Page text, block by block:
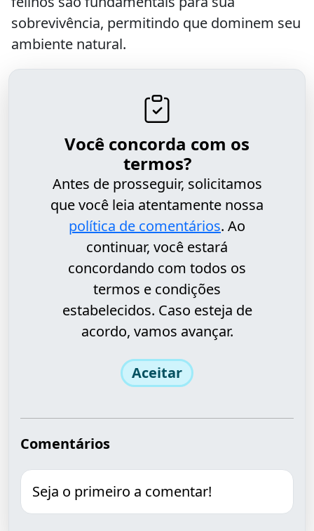
sobrevivência, permitindo que dominem seu
ambiente natural.
Você concorda com os
termos?
Antes de prosseguir, solicitamos
que você leia atentamente nossa
política de comentários. Ao
continuar, você estará
concordando com todos os
termos e condições
estabelecidos. Caso esteja de
acordo, vamos avançar.
Aceitar
Comentários
Seja o primeiro a comentar!